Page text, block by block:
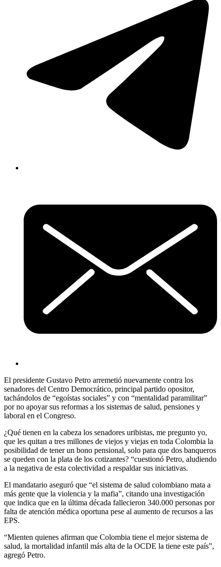
El presidente Gustavo Petro arremetió nuevamente contra los
senadores del Centro Democrático, principal partido opositor,
tachándolos de “egoístas sociales” y con “mentalidad paramilitar”
por no apoyar sus reformas a los sistemas de salud, pensiones y
laboral en el Congreso.
¿Qué tienen en la cabeza los senadores uribistas, me pregunto yo,
que les quitan a tres millones de viejos y viejas en toda Colombia la
posibilidad de tener un bono pensional, solo para que dos banqueros
se queden con la plata de los cotizantes? “cuestionó Petro, aludiendo
a la negativa de esta colectividad a respaldar sus iniciativas.
El mandatario aseguró que “el sistema de salud colombiano mata a
más gente que la violencia y la mafia”, citando una investigación
que indica que en la última década fallecieron 340.000 personas por
falta de atención médica oportuna pese al aumento de recursos a las
EPS.
“Mienten quienes afirman que Colombia tiene el mejor sistema de
salud, la mortalidad infantil más alta de la OCDE la tiene este país”,
agregó Petro.